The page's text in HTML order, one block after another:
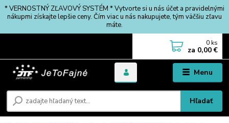
* VERNOSTNÝ ZĽAVOVÝ SYSTÉM * Vytvorte si u nás účet a pravidelnými
nákupmi získajte lepšie ceny. Čím viac u nás nakupujete, tým väčšiu zľavu
máte.
Menu
Hľadať
0 ks
za 0,00 €